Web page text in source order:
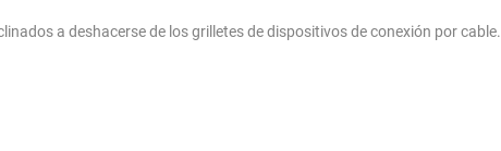
a deshacerse de los grilletes de dispositivos de conexión por cable.